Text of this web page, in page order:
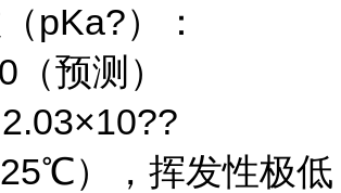
pKa?）：
预测）
），挥发性极低